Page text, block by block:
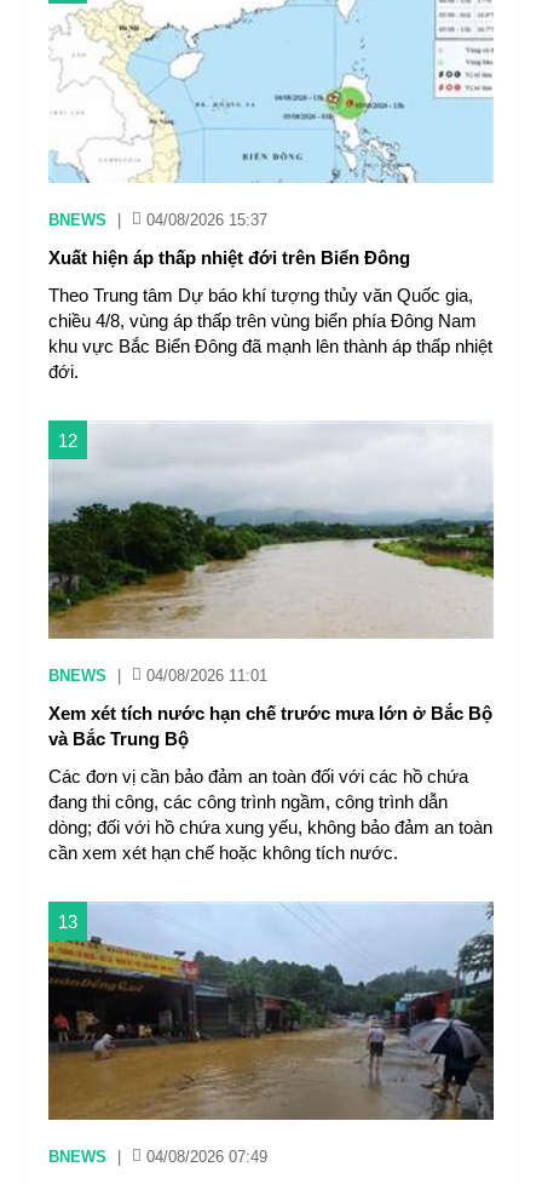
BNEWS 04/08/2026 15:37
Xuất hiện áp thấp nhiệt đới trên Biển Đông
Theo Trung tâm Dự báo khí tượng thủy văn Quốc gia,
chiều 4/8, vùng áp thấp trên vùng biển phía Đông Nam
khu vực Bắc Biển Đông đã mạnh lên thành áp thấp nhiệt
đới.
12
BNEWS 04/08/2026 11:01
Xem xét tích nước hạn chế trước mưa lớn ở Bắc Bộ
và Bắc Trung Bộ
Các đơn vị cần bảo đảm an toàn đối với các hồ chứa
đang thi công, các công trình ngầm, công trình dẫn
dòng; đối với hồ chứa xung yếu, không bảo đảm an toàn
cần xem xét hạn chế hoặc không tích nước.
13
BNEWS 04/08/2026 07:49